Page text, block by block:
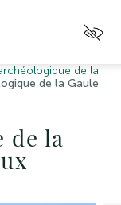
de la
de la Gaule
de la